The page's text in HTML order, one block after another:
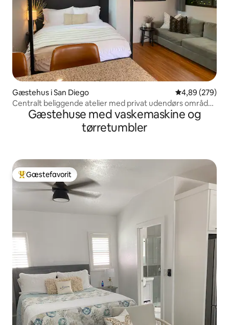
Gæstehus i San Diego 4,89 ud af 5 i
4,89 (279)
Centralt beliggende atelier med privat udendørs område
og parkering
Gæstehuse med vaskemaskine og
tørretumbler
Bedste gæstefavorit
Gæstefavorit